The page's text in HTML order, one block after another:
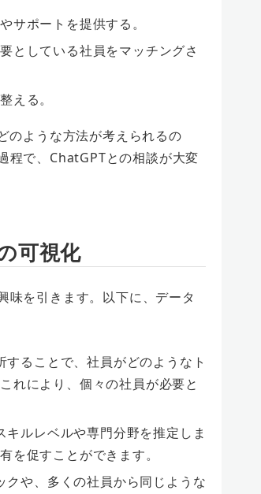
サポートを提供する。
としている社員をマッチングさ
える。
のような方法が考えられるの
程で、ChatGPTとの相談が大変
可視化
味を引きます。以下に、データ
ることで、社員がどのようなト
れにより、個々の社員が必要と
ルレベルや専門分野を推定しま
を促すことができます。
や、多くの社員から同じような